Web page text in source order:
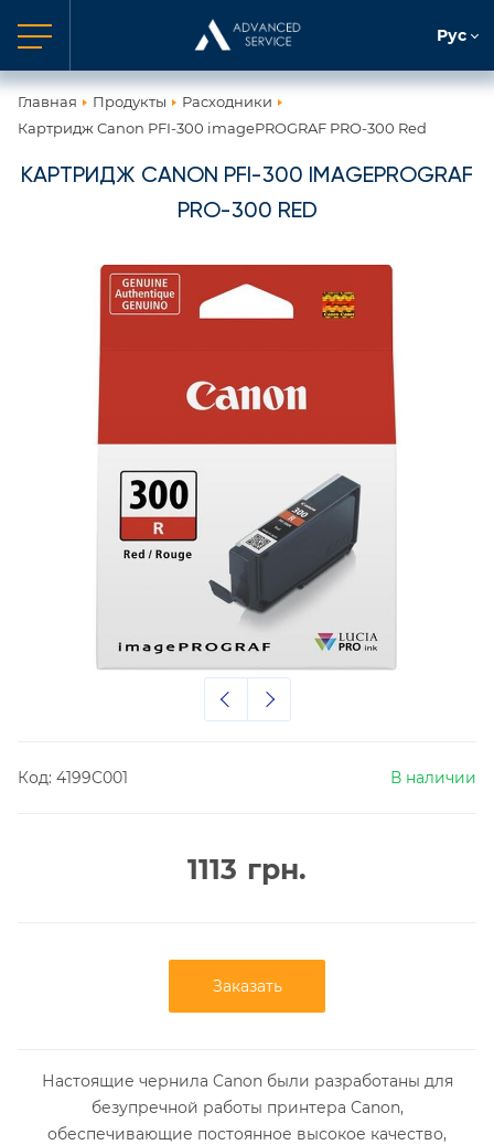
Рус
Главная Продукты
Расходники
Картридж Canon PFI-300 imagePROGRAF PRO-300 Red
КАРТРИДЖ CANON PFI-300 IMAGEPROGRAF
PRO-300 RED
Код: 4199C001 В наличии
1113 грн.
Заказать
Настоящие чернила Canon были разработаны для
безупречной работы принтера Canon,
обеспечивающие постоянное высокое качество,